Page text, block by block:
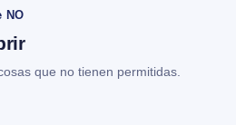
NO
que no tienen permitidas.